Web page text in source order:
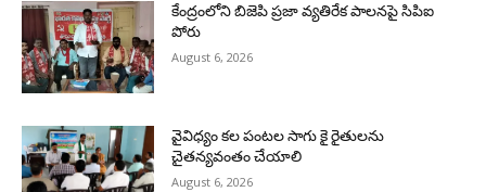
కేంద్రంలోని బిజెపి ప్రజా వ్యతిరేక పాలనపై సిపిఐ
పోరు
August 6, 2026
వైవిధ్యం కల పంటల సాగు కై రైతులను
చైతన్యవంతం చేయాలి
August 6, 2026